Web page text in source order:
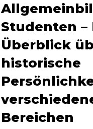
Studenten –
Überblick
historische
Bereichen